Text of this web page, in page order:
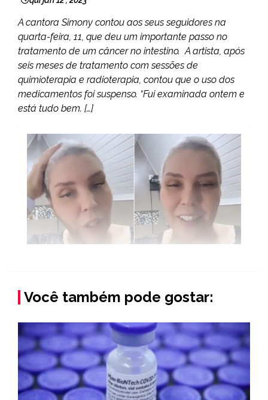
A cantora Simony contou aos seus seguidores na
quarta-feira, 11, que deu um importante passo no
tratamento de um câncer no intestino. A artista, após
seis meses de tratamento com sessões de
quimioterapia e radioterapia, contou que o uso dos
medicamentos foi suspenso. “Fui examinada ontem e
está tudo bem. […]
Você também pode gostar: